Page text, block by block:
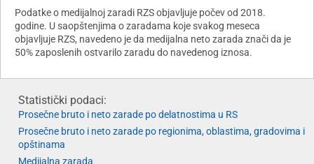
Podatke o medijalnoj zaradi RZS objavljuje počev od 2018.
godine. U saopštenjima o zaradama koje svakog meseca
objavljuje RZS, navedeno je da medijalna neto zarada znači da je
50% zaposlenih ostvarilo zaradu do navedenog iznosa.
Statistički podaci:
Prosečne bruto i neto zarade po delatnostima u RS
Prosečne bruto i neto zarade po regionima, oblastima, gradovima i
opštinama
Medijalna zarada